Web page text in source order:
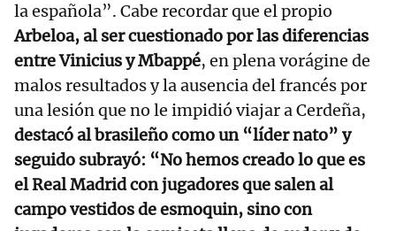
la española”. Cabe recordar que el propio
Arbeloa, al ser cuestionado por las diferencias
entre Vinicius y Mbappé, en plena vorágine de
malos resultados y la ausencia del francés por
una lesión que no le impidió viajar a Cerdeña,
destacó al brasileño como un “líder nato” y
seguido subrayó: “No hemos creado lo que es
el Real Madrid con jugadores que salen al
campo vestidos de esmoquin, sino con